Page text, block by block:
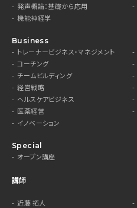
発声概論：基礎から応用
機能神経学
Business
トレーナービジネス・マネジメント
コーチング
チームビルディング
経営戦略
ヘルスケアビジネス
医薬経営
イノベーション
Special
オープン講座
講師
近藤 拓人